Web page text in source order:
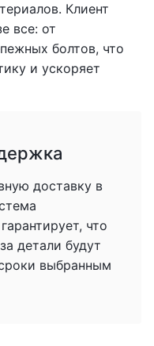
Клиент
все: от
болтов, что
и ускоряет
доставку в
что
детали будут
выбранным